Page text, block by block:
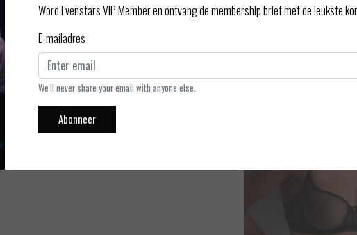
De string is van doorschijnende tule en is mega sexy. De
en goudkleurige oneindigheidssymbolen op de
Gerelateerde
Word Evenstars VIP Member en ontvang de membership brief met de leukste
E-mailadres
We'll never share your email with anyone else.
Abonneer